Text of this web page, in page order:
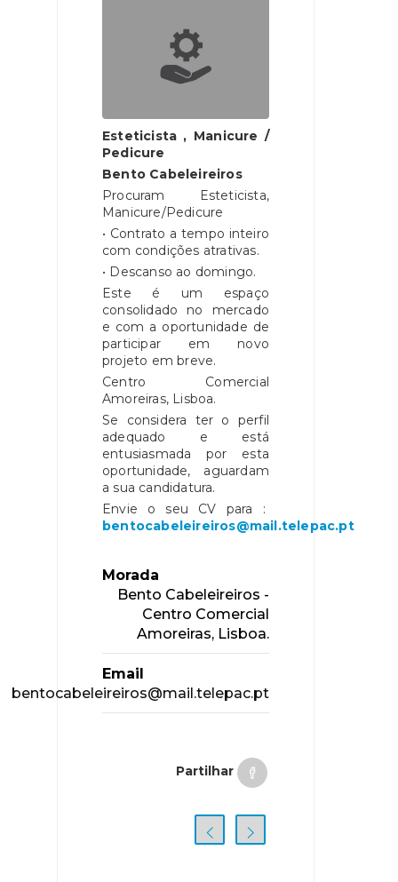
Esteticista , Manicure /
Pedicure
Bento Cabeleireiros
Procuram Esteticista,
Manicure/Pedicure
• Contrato a tempo inteiro
com condições atrativas.
• Descanso ao domingo.
Este é um espaço
consolidado no mercado
e com a oportunidade de
participar em novo
projeto em breve.
Centro Comercial
Amoreiras, Lisboa.
Se considera ter o perfil
adequado e está
entusiasmada por esta
oportunidade, aguardam
a sua candidatura.
Envie o seu CV para :
bentocabeleireiros@mail.telepac.pt
Morada
Bento Cabeleireiros -
Centro Comercial
Amoreiras, Lisboa.
Email
bentocabeleireiros@mail.telepac.pt
Partilhar